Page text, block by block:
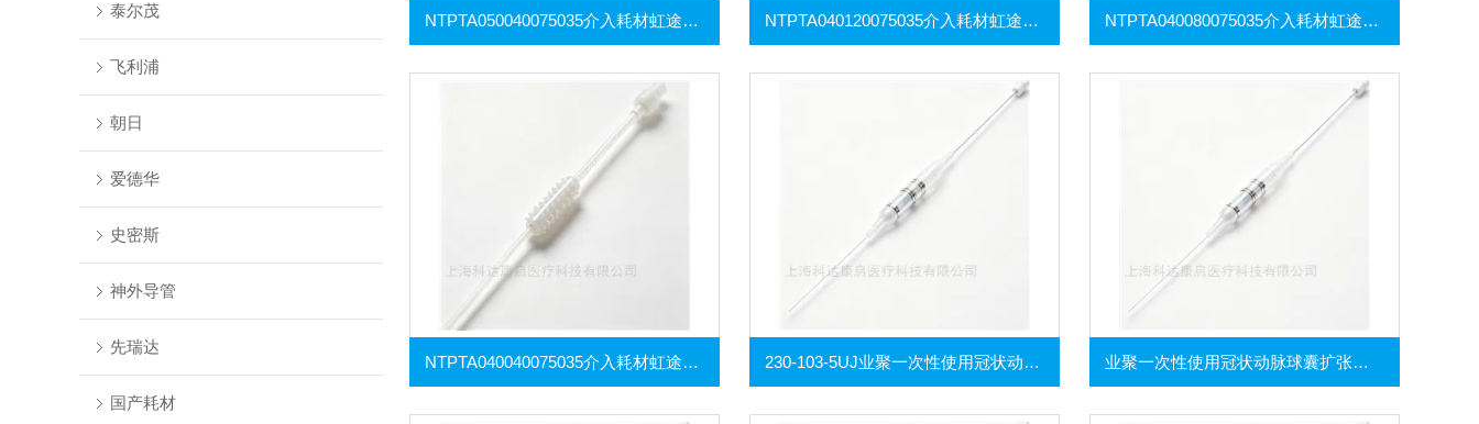
泰尔茂
飞利浦
朝日
爱德华
史密斯
神外导管
先瑞达
国产耗材
NTPTA050040075035介入耗材虹途外周乳突球囊扩张导管 NTPTA040120075035介入耗材虹途外周乳突球囊扩张导管 NTPTA040080075035介入耗材虹途外周乳突球囊扩张导管
NTPTA040040075035介入耗材虹途外周乳突球囊扩张导管 230-103-5UJ业聚一次性使用冠状动脉球囊扩张导管 业聚一次性使用冠状动脉球囊扩张导管